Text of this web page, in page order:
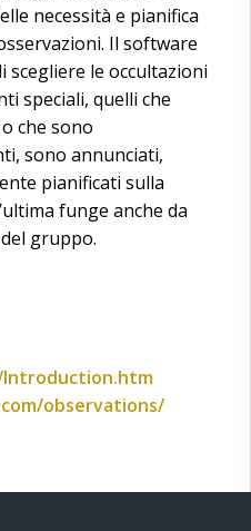
necessità e pianifica
Il software
scegliere le occultazioni
speciali, quelli che
che sono
sono annunciati,
pianificati sulla
funge anche da
gruppo.
observations/